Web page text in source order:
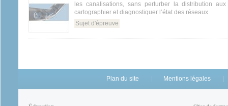
les canalisations, sans perturber la distribution
cartographier et diagnostiquer l’état des réseaux
Sujet d'épreuve
Plan du site Mentions légales